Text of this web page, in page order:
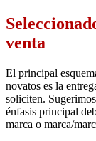
venta
El principal
novatos es la
soliciten.
énfasis principal
marca o marca/